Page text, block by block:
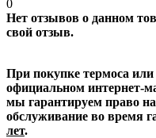
0
Нет отзывов о данном
свой отзыв.
При покупке термоса
официальном интернет-
мы гарантируем право на
обслуживание во время
лет.